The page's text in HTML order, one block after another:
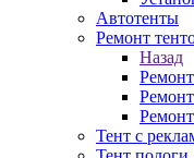
Автотенты
Ремонт
Назад
Тент с